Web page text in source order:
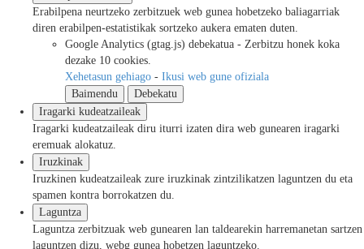
Erabilpena neurtzeko zerbitzuek web gunea hobetzeko baliagarriak
diren erabilpen-estatistikak sortzeko aukera ematen duten.
Google Analytics (gtag.js) debekatua - Zerbitzu honek koka
dezake 10 cookies.
Xehetasun gehiago - Ikusi web gune ofiziala
Baimendu
Debekatu
Iragarki kudeatzaileak
Iragarki kudeatzaileak diru iturri izaten dira web gunearen iragarki
eremuak alokatuz.
Iruzkinak
Iruzkinen kudeatzaileak zure iruzkinak zintzilikatzen laguntzen du eta
spamen kontra borrokatzen du.
Laguntza
Laguntza zerbitzuak web gunearen lan taldearekin harremanetan sartzen
laguntzen dizu, webg gunea hobetzen laguntzeko.